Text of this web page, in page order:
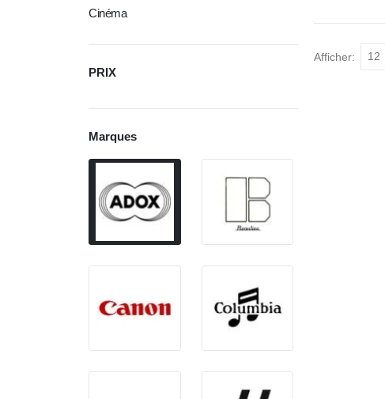
Afficher:
Cinéma
PRIX
Marques